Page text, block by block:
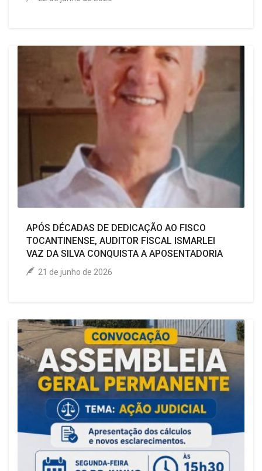
APÓS DÉCADAS DE DEDICAÇÃO AO FISCO
TOCANTINENSE, AUDITOR FISCAL ISMARLEI
VAZ DA SILVA CONQUISTA A APOSENTADORIA
21 de junho de 2026